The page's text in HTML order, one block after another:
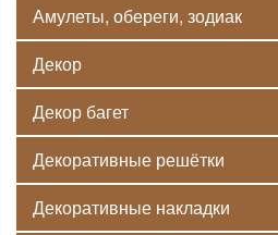
Амулеты, обереги, зодиак
Декор
Декор багет
Декоративные решётки
Декоративные накладки